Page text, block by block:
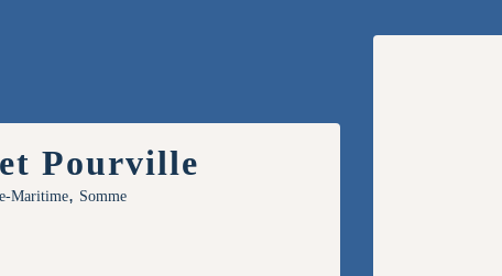
Pourville
Maritime, Somme